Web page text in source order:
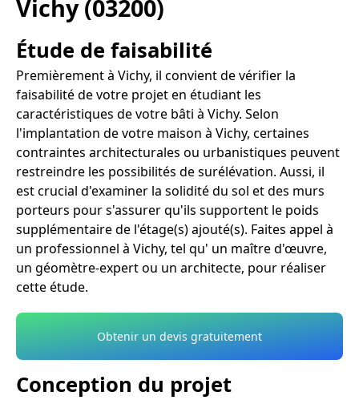
Vichy (03200)
Étude de faisabilité
Premièrement à Vichy, il convient de vérifier la
faisabilité de votre projet en étudiant les
caractéristiques de votre bâti à Vichy. Selon
l'implantation de votre maison à Vichy, certaines
contraintes architecturales ou urbanistiques peuvent
restreindre les possibilités de surélévation. Aussi, il
est crucial d'examiner la solidité du sol et des murs
porteurs pour s'assurer qu'ils supportent le poids
supplémentaire de l'étage(s) ajouté(s). Faites appel à
un professionnel à Vichy, tel qu' un maître d'œuvre,
un géomètre-expert ou un architecte, pour réaliser
cette étude.
Obtenir un devis gratuitement
Conception du projet